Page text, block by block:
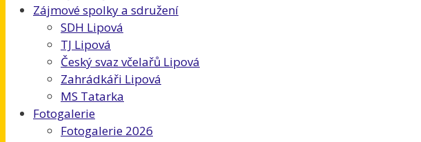
Zájmové spolky a sdružení
SDH Lipová
TJ Lipová
Český svaz včelařů Lipová
Zahrádkáři Lipová
MS Tatarka
Fotogalerie
Fotogalerie 2026